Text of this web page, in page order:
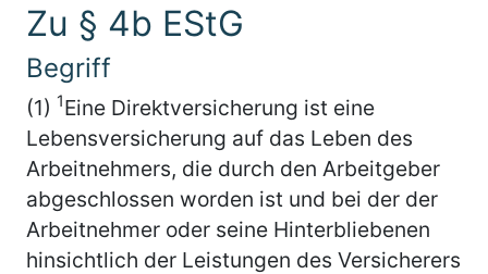
Zu § 4b EStG
Begriff
(1) 1Eine Direktversicherung ist eine
Lebensversicherung auf das Leben des
Arbeitnehmers, die durch den Arbeitgeber
abgeschlossen worden ist und bei der der
Arbeitnehmer oder seine Hinterbliebenen
hinsichtlich der Leistungen des Versicherers